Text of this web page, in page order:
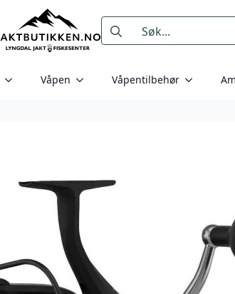
Search
for:
Våpen Våpentilbehør